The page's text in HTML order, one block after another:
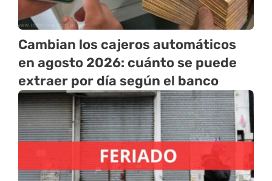
Cambian los cajeros automáticos
en agosto 2026: cuánto se puede
extraer por día según el banco